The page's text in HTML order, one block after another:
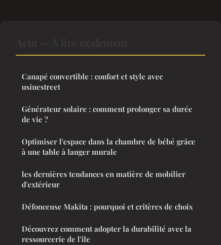
Canapé convertible : confort et style avec
usinestreet
Générateur solaire : comment prolonger sa durée
de vie ?
Optimiser l'espace dans la chambre de bébé grâce
à une table à langer murale
les dernières tendances en matière de mobilier
d'extérieur
Défonceuse Makita : pourquoi et critères de choix
Découvrez comment adopter la durabilité avec la
ressourcerie de l'île